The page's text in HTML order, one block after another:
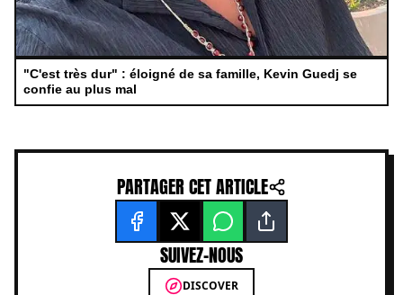
"C'est très dur" : éloigné de sa famille, Kevin Guedj se
confie au plus mal
PARTAGER CET ARTICLE
SUIVEZ-NOUS
DISCOVER